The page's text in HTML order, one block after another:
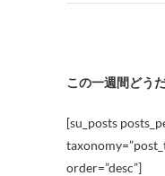
この一週間どう
[su_posts
order=”desc”]